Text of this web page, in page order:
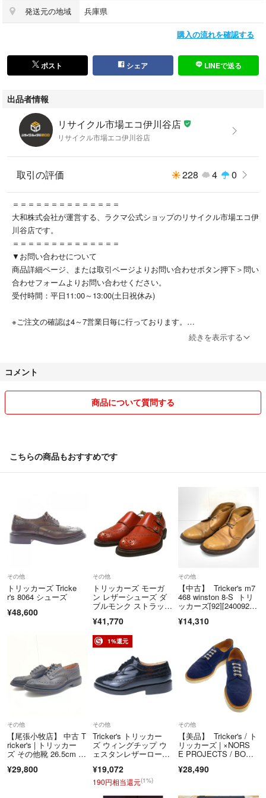
発送元の地域 兵庫県
購入の流れを確認する
ポスト シェア LINEで送る
出品者情報
リサイクル市場エコ伊川谷店
リサイクル市場エコ伊川谷店
取引の評価 228 4 0
＝＝＝＝＝＝＝＝＝＝＝＝＝＝
大和株式会社が運営する、ラクマ公式ショップのリサイクル市場エコ伊
川谷店です。
＝＝＝＝＝＝＝＝＝＝＝＝＝＝
▼お問い合わせについて
商品詳細ページ、または取引ページよりお問い合わせボタン押下＞問い
合わせフォームよりお問い合わせください。
受付時間：平日11:00～13:00(土日祝休み)
※ご注文の確認は4～7営業日毎に行っております。
ください。
時間をいただいております。
※商品は店頭にて併売しているため、完売する場合がございます。
▼お取引について
当店はラクマの規約に則り営業させて頂いております。
＝＝＝＝＝＝＝＝＝＝＝＝＝
こちらのアカウントはラクマ公式パートナーの大和株式会社によって運
営されています。
▼返品特約
https://fril.jp/ts/official/law/a368/#return_policy
続きを表示する
コメント
商品について質問する
こちらの商品もおすすめです
その他
トリッカーズ Tricke
r's 8064 シューズ
¥48,600
その他
トリッカーズ モーガ
ン レザーシューズ ダ
ブルモンク ストラッ
ンズ サイズ7 Tricke
r‘s MORGAN ブー
ツ 約25.5cm【LA】
【中古】
¥41,770
その他
【中古】 Tricker's m7
468 winston 8-S トリ
ッカーズ[92][24009232
¥14,310
その他
【尾張小牧店】 中古 T
ricker's | トリッカー
ズ その他靴 26.5cm B
27】
¥29,800
1%還元
その他
Tricker's トリッカー
ズ ウィングチップ ウ
ェスタンレザーローフ
¥19,072
190円相当還元(1%)
その他
【美品】 Tricker's / ト
リッカーズ | ×NORS
E PROJECTS / BOUR
ド レースアップシュー
¥28,490